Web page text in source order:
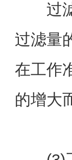
过滤1
过滤量
在工作
的增大